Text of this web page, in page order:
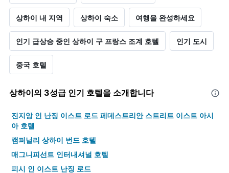
상하이 내 지역 상하이 숙소 여행을 완성하세요
인기 급상승 중인 상하이 구 프랑스 조계 호텔 인기 도시
중국 호텔
상하이​의 3​성급 인기 호텔을 소개합니다
진지앙 인 난징 이스트 로드 페데스트리안 스트리트 이스트 아시
아 호텔
캠퍼닐리 상하이 번드 호텔
매그니피선트 인터내셔널 호텔
피시 인 이스트 난징 로드